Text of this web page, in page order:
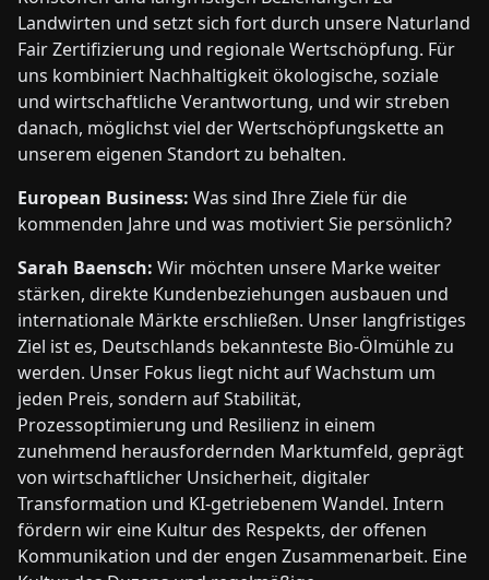
Landwirten und setzt sich fort durch unsere Naturland
Fair Zertifizierung und regionale Wertschöpfung. Für
uns kombiniert Nachhaltigkeit ökologische, soziale
und wirtschaftliche Verantwortung, und wir streben
danach, möglichst viel der Wertschöpfungskette an
unserem eigenen Standort zu behalten.
European Business: Was sind Ihre Ziele für die
kommenden Jahre und was motiviert Sie persönlich?
Sarah Baensch: Wir möchten unsere Marke weiter
stärken, direkte Kundenbeziehungen ausbauen und
internationale Märkte erschließen. Unser langfristiges
Ziel ist es, Deutschlands bekannteste Bio-Ölmühle zu
werden. Unser Fokus liegt nicht auf Wachstum um
jeden Preis, sondern auf Stabilität,
Prozessoptimierung und Resilienz in einem
zunehmend herausfordernden Marktumfeld, geprägt
von wirtschaftlicher Unsicherheit, digitaler
Transformation und KI-getriebenem Wandel. Intern
fördern wir eine Kultur des Respekts, der offenen
Kommunikation und der engen Zusammenarbeit. Eine